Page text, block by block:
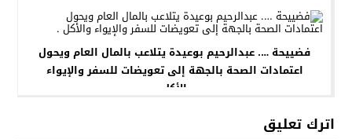
فضييحة …. عبدالرحيم بوعيدة يتلاعب بالمال العام ويحول
اعتمادات الصحة بالجهة إلى تعويضات للسفر والإيواء
والأكل .
اترك تعليق